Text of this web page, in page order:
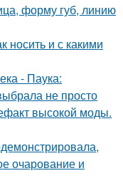
форму губ, линию
носить и с какими
- Паука:
не просто
высокой моды.
очарование и